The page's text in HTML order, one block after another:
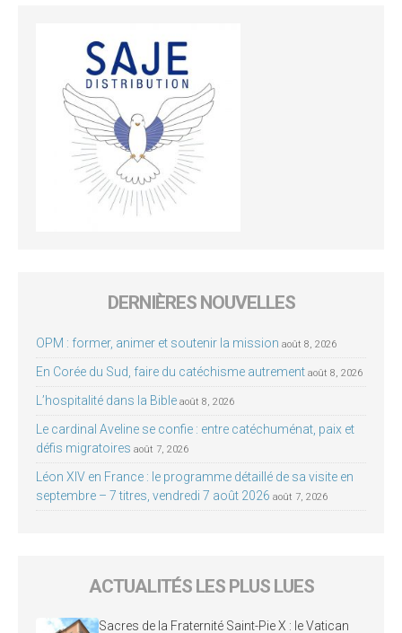
DERNIÈRES NOUVELLES
OPM : former, animer et soutenir la mission août 8, 2026
En Corée du Sud, faire du catéchisme autrement août 8, 2026
L’hospitalité dans la Bible août 8, 2026
Le cardinal Aveline se confie : entre catéchuménat, paix et
défis migratoires août 7, 2026
Léon XIV en France : le programme détaillé de sa visite en
septembre – 7 titres, vendredi 7 août 2026 août 7, 2026
ACTUALITÉS LES PLUS LUES
Sacres de la Fraternité Saint-Pie X : le Vatican